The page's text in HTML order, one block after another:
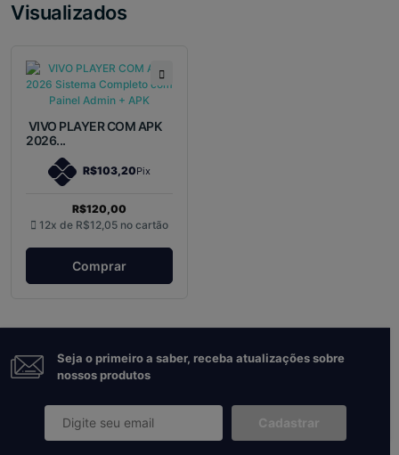
Visualizados
VIVO PLAYER COM APK
2026...
R$103,20Pix
R$120,00
12x de R$12,05 no cartão
Comprar
Seja o primeiro a saber, receba atualizações sobre
nossos produtos
Cadastrar